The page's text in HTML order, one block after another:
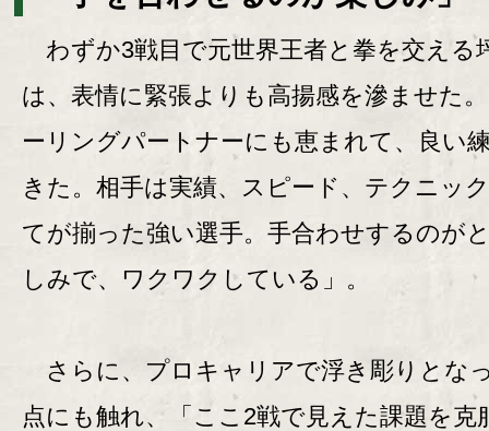
わずか3戦目で元世界王者と拳を交える
は、表情に緊張よりも高揚感を滲ませた
ーリングパートナーにも恵まれて、良い
きた。相手は実績、スピード、テクニッ
てが揃った強い選手。手合わせするのが
しみで、ワクワクしている」。
さらに、プロキャリアで浮き彫りとな
点にも触れ、「ここ2戦で見えた課題を克